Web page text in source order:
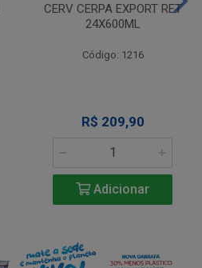
CERV CERPA EXPORT RET
24X600ML
Código: 1216
R$ 209,90
Adicionar